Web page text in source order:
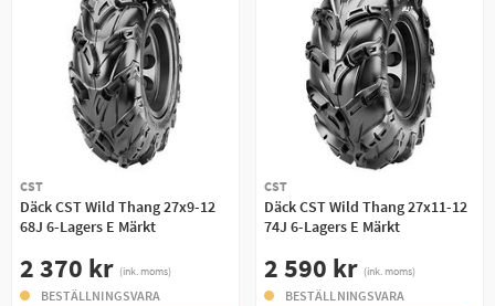
CST
Däck CST Wild Thang 27x9-12
68J 6-Lagers E Märkt
2 370 kr (ink. moms)
BESTÄLLNINGSVARA
CST
Däck CST Wild Thang 27x11-12
74J 6-Lagers E Märkt
2 590 kr (ink. moms)
BESTÄLLNINGSVARA